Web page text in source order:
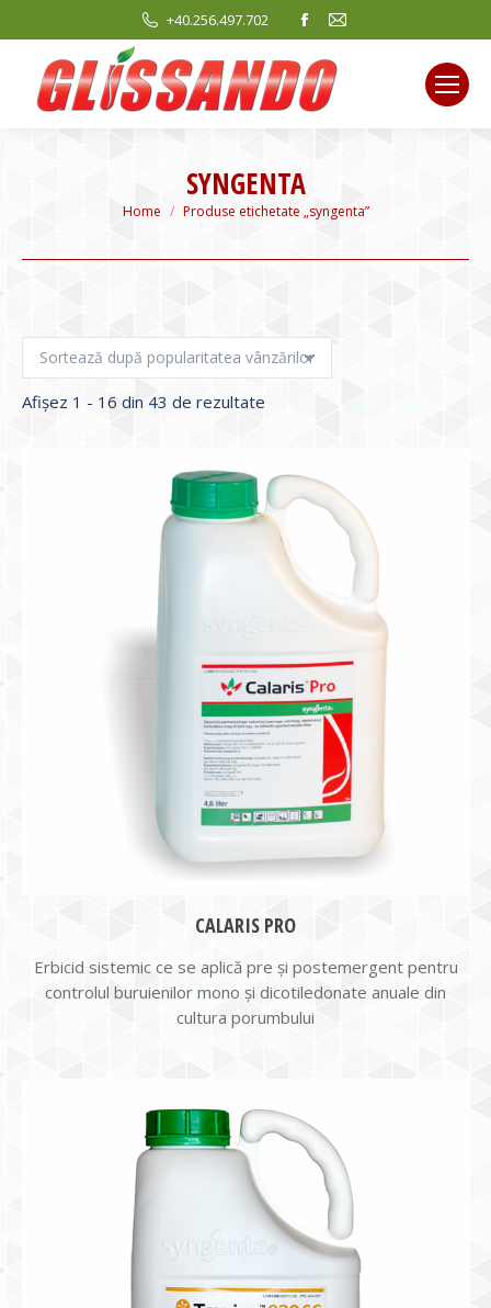
+40.256.497.702
Facebook
opens
in
new
Mail
new
SYNGENTA
You are here:
Home Produse etichetate „syngenta”
Afișez 1 - 16 din 43 de rezultate
medie
CALARIS PRO
Erbicid sistemic ce se aplică pre și postemergent pentru
controlul buruienilor mono și dicotiledonate anuale din
cultura porumbului